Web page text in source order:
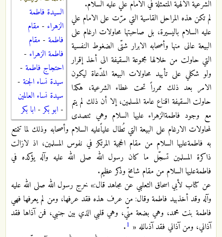
السيدة فاطمة
الزهراء - مقام
فاطمة - مقام
فاطمة الزهراء -
احتجاج فاطمة -
سيدة نساء الجنة -
سيدة نساء العالمين
- ابو بكر- ابا بكر
الشرعية الالهية المتمثلة في الامام علي عليه السلام.
لم تكن هذه المراحل القاسية التي مرّت على الامام علي
عليه السلام باليسيرة، بل صاحبتها محاولات ارغام على
البيعة عانى منها وأصحابه الابرار شتّى الضغوط النفسية
التي حاولت من خلالها مجموعة السقيفة الى أخذ إقرار
ولو شكلي على تأييد محاولات البيعة المدّعاة ليكون
الامر بعد ذلك ممرراً تحت غطاء الشرعية، هكذا
حاولت السقيفة اقناع عامة المسلمين، إلا أن ذلك لم يتم
مع وجود فاطمةالزهراء عليها السلام وهي تتصدى
لمحاولات الارغام على البيعة التي تُطال علياًعليه السلام وأصحابه وذلك لما تتمتع
به فاطمةعليها السلام من مقام الحجية المرتكز في نفوس المسلمين، اذ لازالت
ذاكرة المسلمين تسجّل ما كان رسول الله صلى الله عليه وآله يؤكده في
فاطمةعليها السلام من مقام شامخ وذكر عظيم.
عن كتاب لأبي اسحاق الثعلبي عن مجاهد قال:» خرج رسول الله صلى الله عليه
وآله وقد أخذبيد فاطمة وقال: من عرف هذه فقد عرفها، ومن لم يعرفها فهي
فاطمة بنت محمد، وهي بضعة منّي، وهي قلبي الذي بين جنبي، فمن آذاها فقد
آذاني، ومن آذاني فقد آذىالله « 1
.